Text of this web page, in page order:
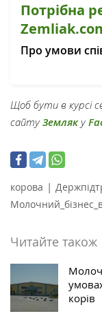
Потрібна
Про умови
Щоб бути в курсі
сайтуЗемляку
корова |
Читайте також
корів